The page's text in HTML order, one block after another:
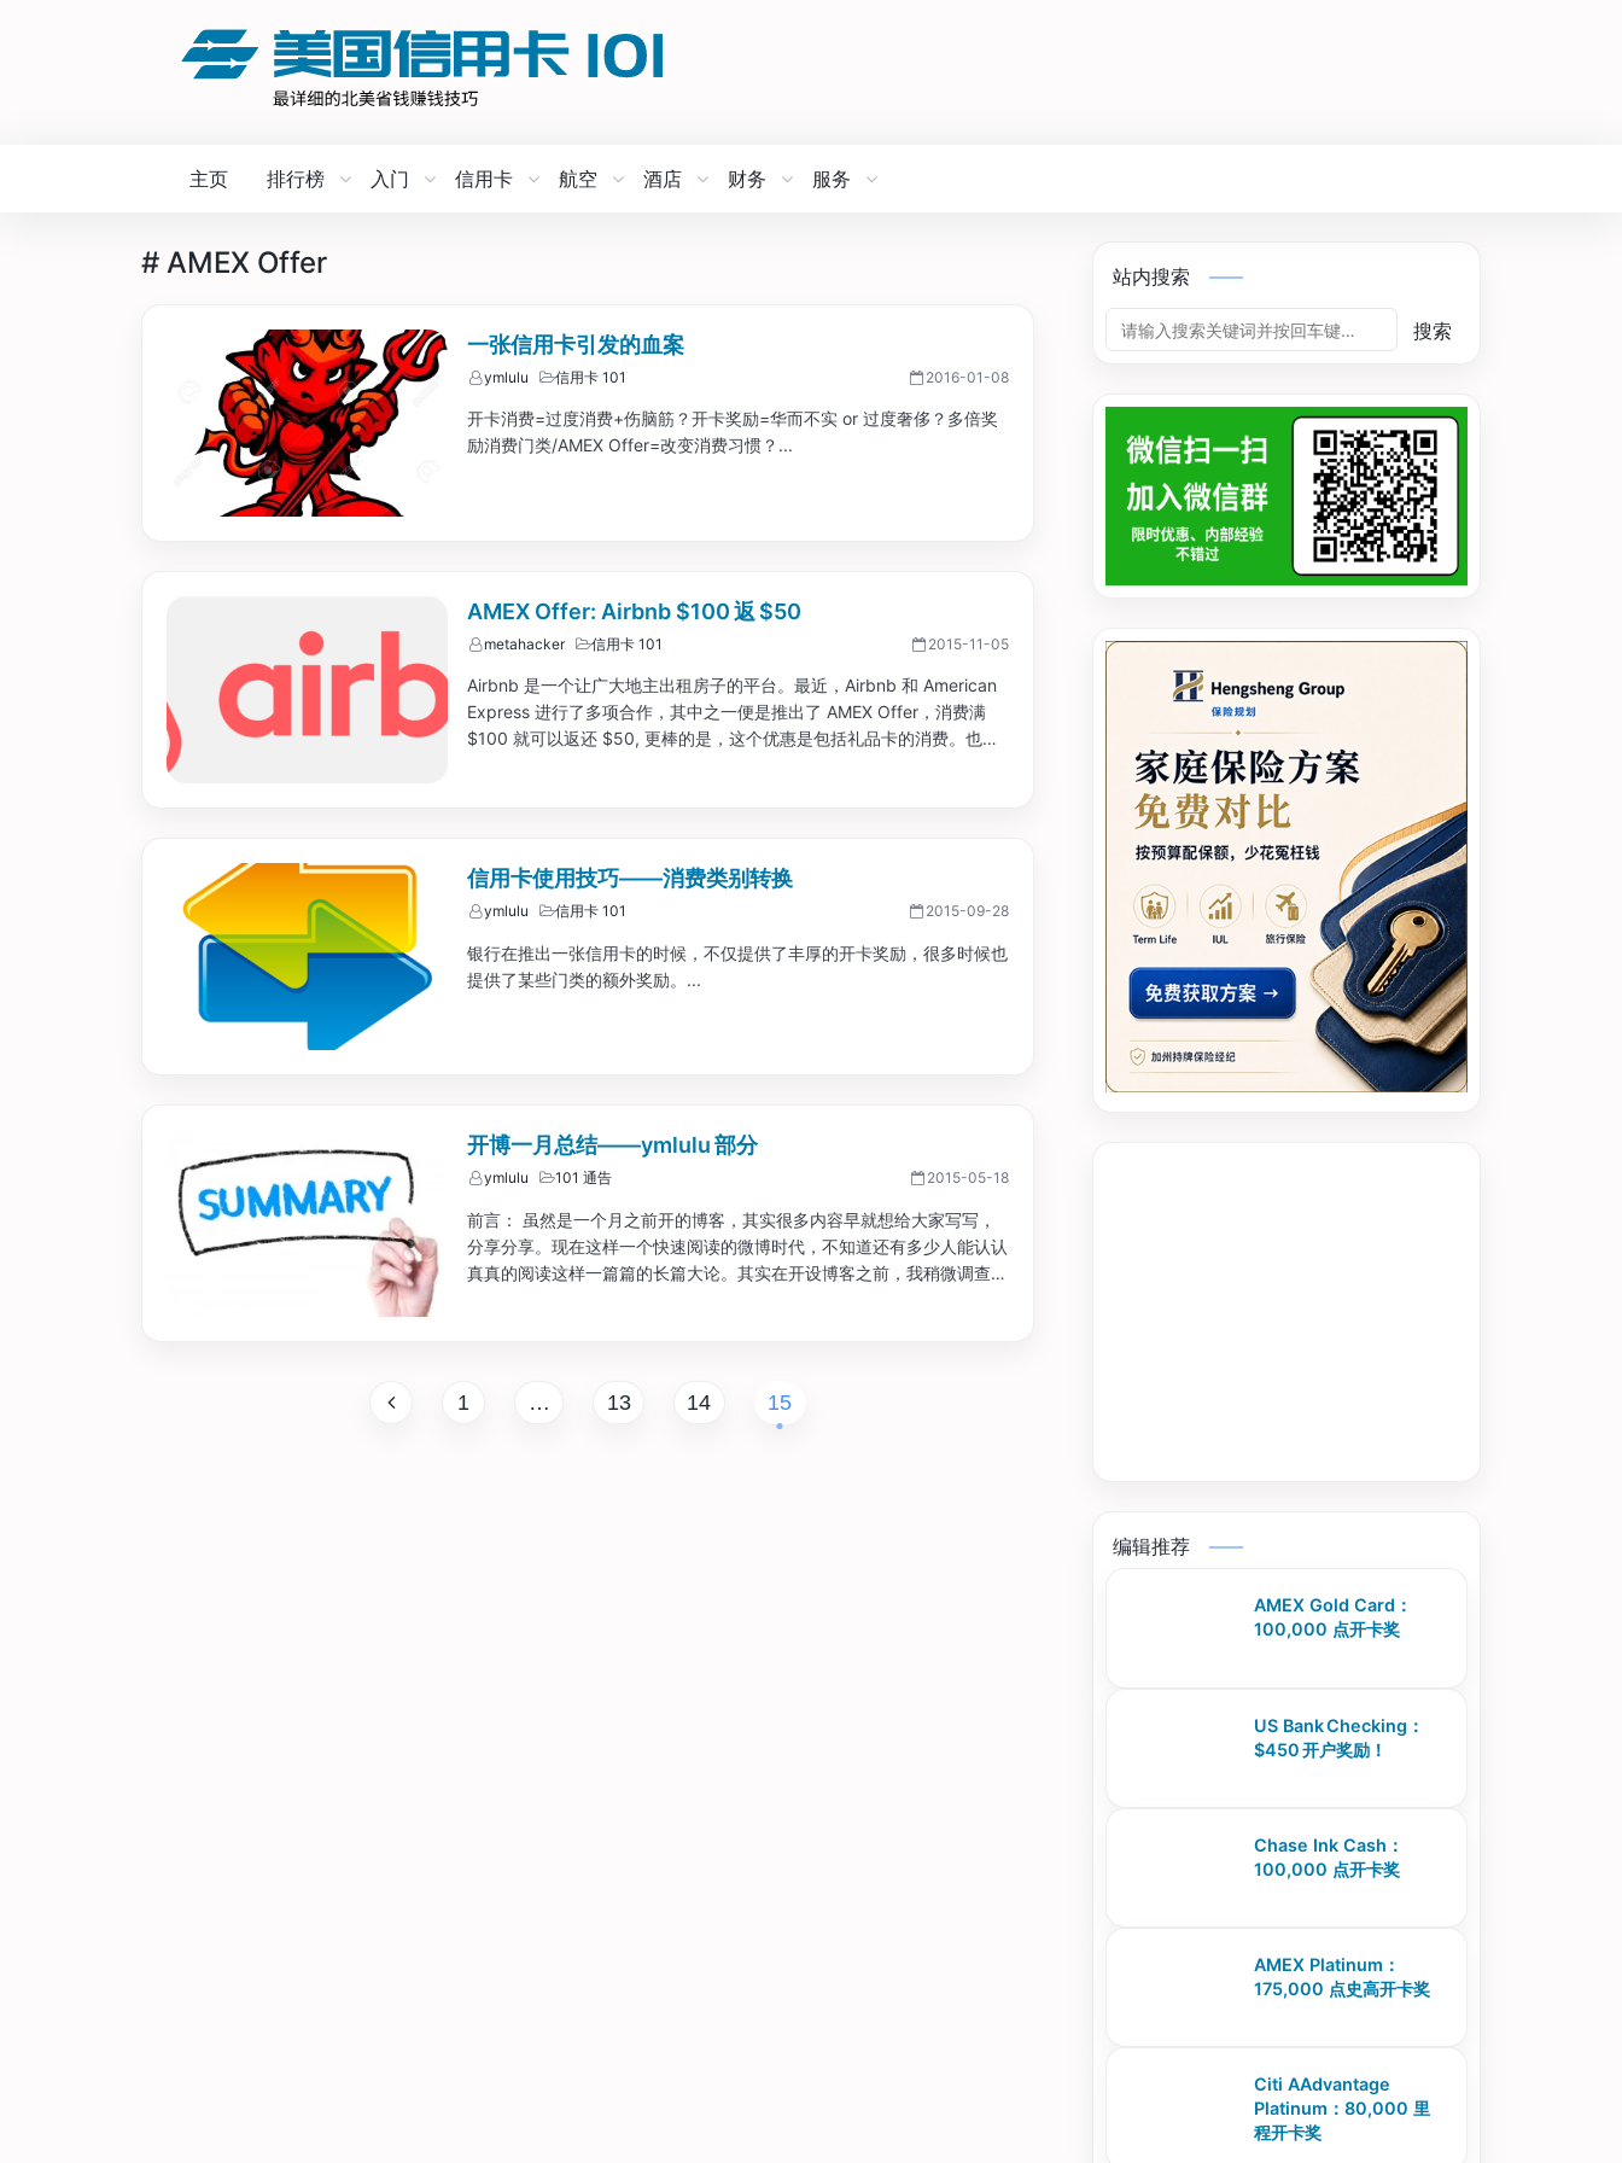
主页 排行榜 入门 信用卡 航空 酒店 财务 服务
# AMEX Offer
一张信用卡引发的血案
ymlulu 信用卡 101 2016-01-08
开卡消费=过度消费+伤脑筋？开卡奖励=华而不实 or 过度奢侈？多倍奖
励消费门类/AMEX Offer=改变消费习惯？...
AMEX Offer: Airbnb $100 返 $50
metahacker 信用卡 101 2015-11-05
Airbnb 是一个让广大地主出租房子的平台。最近，Airbnb 和 American
Express 进行了多项合作，其中之一便是推出了 AMEX Offer，消费满
$100 就可以返还 $50, 更棒的是，这个优惠是包括礼品卡的消费。也就
信用卡使用技巧——消费类别转换
ymlulu 信用卡 101 2015-09-28
银行在推出一张信用卡的时候，不仅提供了丰厚的开卡奖励，很多时候也
提供了某些门类的额外奖励。...
开博一月总结——ymlulu 部分
ymlulu 101 通告 2015-05-18
前言： 虽然是一个月之前开的博客，其实很多内容早就想给大家写写，
分享分享。现在这样一个快速阅读的微博时代，不知道还有多少人能认认
真真的阅读这样一篇篇的长篇大论。其实在开设博客之前，我稍微调查了
1 … 13 14 15
站内搜索
搜索
编辑推荐
AMEX Gold Card：
100,000 点开卡奖
US Bank Checking：
$450 开户奖励！
Chase Ink Cash：
100,000 点开卡奖
AMEX Platinum：
175,000 点史高开卡奖
Citi AAdvantage
Platinum：80,000 里
程开卡奖